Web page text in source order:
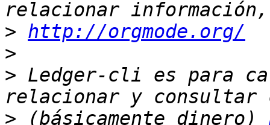
> http://orgmode.org/
>
> Ledger-cli es para
> (básicamente dinero)